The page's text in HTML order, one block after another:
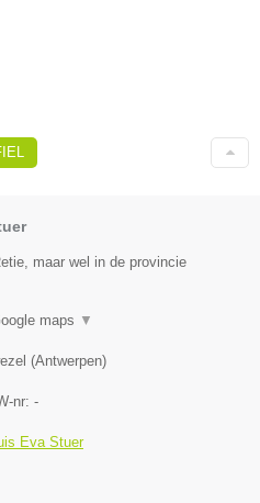
maar wel in de provincie
maps ▼
(Antwerpen)
nr: -
Eva Stuer